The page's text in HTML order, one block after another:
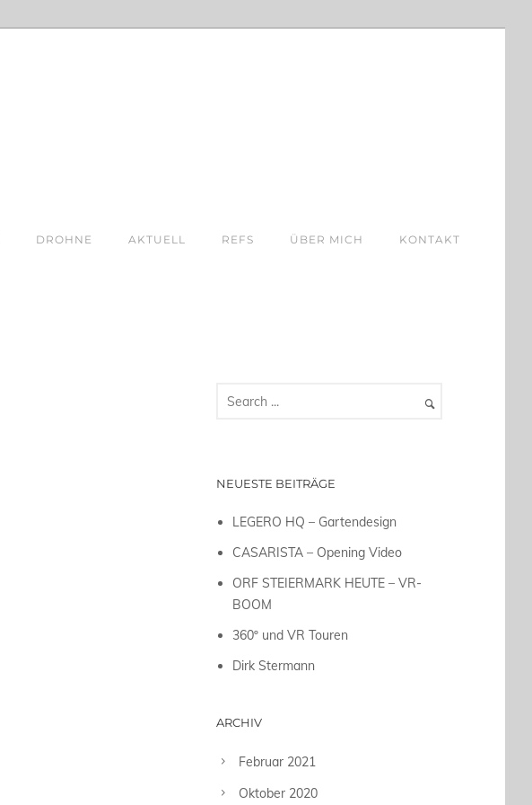
DROHNE AKTUELL REFS ÜBER MICH KONTAKT
NEUESTE BEITRÄGE
LEGERO HQ – Gartendesign
CASARISTA – Opening Video
ORF STEIERMARK HEUTE – VR-
BOOM
360º und VR Touren
Dirk Stermann
ARCHIV
Februar 2021
Oktober 2020